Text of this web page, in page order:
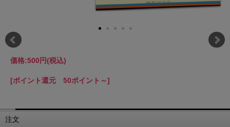
価格:500円(税込)
[ポイント還元 50ポイント～]
注文